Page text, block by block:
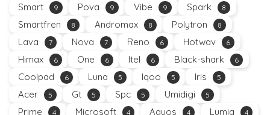
Smart 9 Pova 9 Vibe 9 Spark 8
Smartfren 8 Andromax 8 Polytron 8
Lava 7 Nova 7 Reno 6 Hotwav 6
Himax 6 One 6 Itel 6 Black-shark 6
Coolpad 6 Luna 5 Iqoo 5 Iris 5
Acer 5 Gt 5 Spc 5 Umidigi 5
Prime 4 Microsoft 4 Aquos 4 Lumia 4